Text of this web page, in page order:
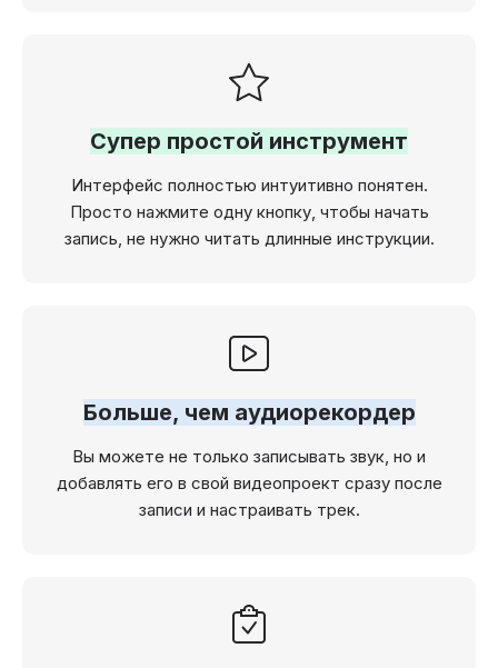
Супер простой инструмент
Интерфейс полностью интуитивно понятен.
Просто нажмите одну кнопку, чтобы начать
запись, не нужно читать длинные инструкции.
Больше, чем аудиорекордер
Вы можете не только записывать звук, но и
добавлять его в свой видеопроект сразу после
записи и настраивать трек.